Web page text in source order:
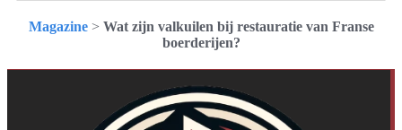
Magazine> Wat zijn valkuilen bij restauratie van Franse
boerderijen?